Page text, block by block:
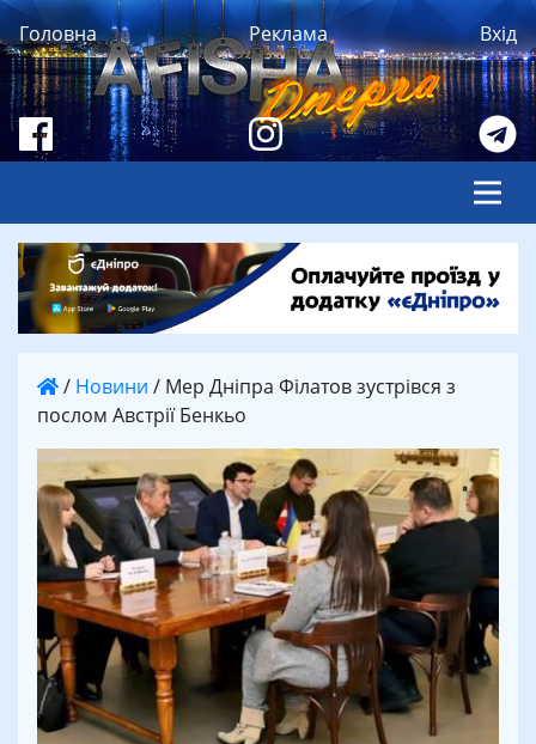
Головна Реклама Вхід
/ Новини / Мер Дніпра Філатов зустрівся з
послом Австрії Бенкьо